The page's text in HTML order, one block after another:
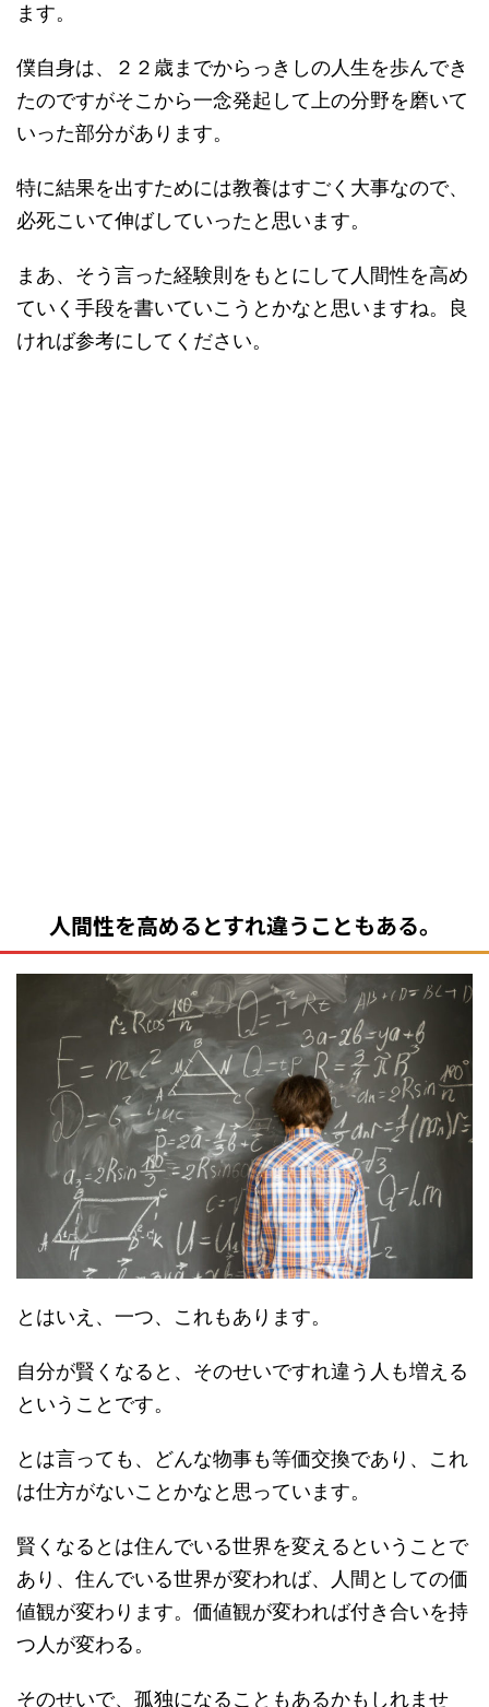
ます。
僕自身は、２２歳までからっきしの人生を歩んでき
たのですがそこから一念発起して上の分野を磨いて
いった部分があります。
特に結果を出すためには教養はすごく大事なので、
必死こいて伸ばしていったと思います。
まあ、そう言った経験則をもとにして人間性を高め
ていく手段を書いていこうとかなと思いますね。良
ければ参考にしてください。
人間性を高めるとすれ違うこともある。
とはいえ、一つ、これもあります。
自分が賢くなると、そのせいですれ違う人も増える
ということです。
とは言っても、どんな物事も等価交換であり、これ
は仕方がないことかなと思っています。
賢くなるとは住んでいる世界を変えるということで
あり、住んでいる世界が変われば、人間としての価
値観が変わります。価値観が変われば付き合いを持
つ人が変わる。
そのせいで、孤独になることもあるかもしれませ